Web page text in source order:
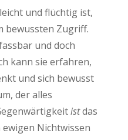
und flüchtig ist,
bewussten Zugriff.
und doch
kann sie erfahren,
und sich bewusst
der alles
istdas
Nichtwissen